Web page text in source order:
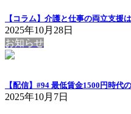
【コラム】介護と仕事の両立支援
2025年10月28日
お知らせ
【配信】#94 最低賃金1500円時代
2025年10月7日